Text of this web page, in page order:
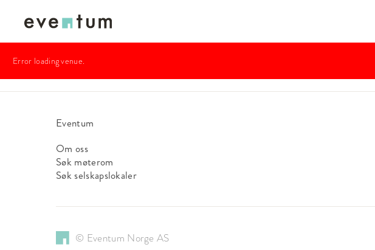
Error loading venue.
Eventum
Om oss
Søk møterom
Søk selskapslokaler
© Eventum Norge AS